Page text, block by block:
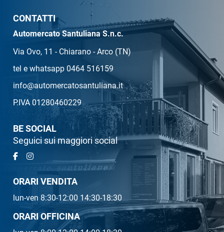
CONTATTI
Automercato Santuliana S.n.c.
Via Ovo, 11 - Chiarano - Arco (TN)
tel e whatsapp 0464 516159
info@automercatosantuliana.it
P.IVA 01280460229
BE SOCIAL
Seguici sui maggiori social
ORARI VENDITA
lun-ven 8:30-12:00 14:30-18:30
ORARI OFFICINA